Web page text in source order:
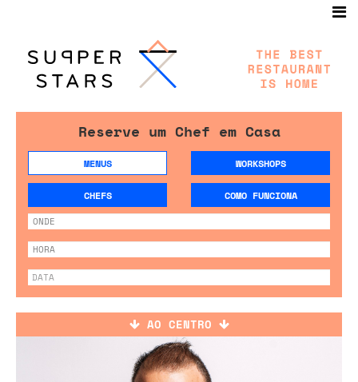
Reserve um Chef em Casa
MENUS WORKSHOPS
CHEFS COMO FUNCIONA
AO CENTRO